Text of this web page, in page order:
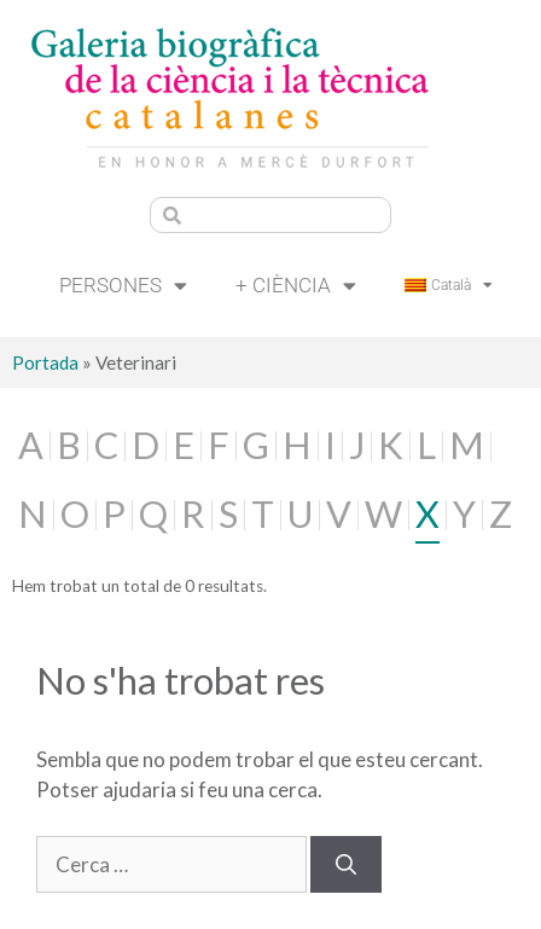
PERSONES + CIÈNCIA Català
Portada » Veterinari
A B C D E F G H I J K L M
N O P Q R S T U V W X Y Z
Hem trobat un total de 0 resultats.
No s'ha trobat res
Sembla que no podem trobar el que esteu cercant.
Potser ajudaria si feu una cerca.